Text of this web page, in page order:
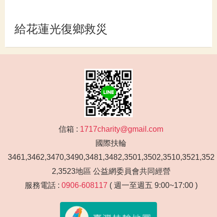
給花蓮光復鄉救災
信箱 : 1717charity@gmail.com
國際扶輪
3461,3462,3470,3490,3481,3482,3501,3502,3510,3521,352
2,3523地區 公益網委員會共同經營
服務電話 : 0906-608117 ( 週一至週五 9:00~17:00 )